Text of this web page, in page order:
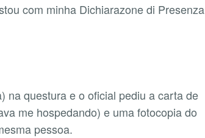
com minha Dichiarazone di Presenza
na questura e o oficial pediu a carta de
me hospedando) e uma fotocopia do
pessoa.